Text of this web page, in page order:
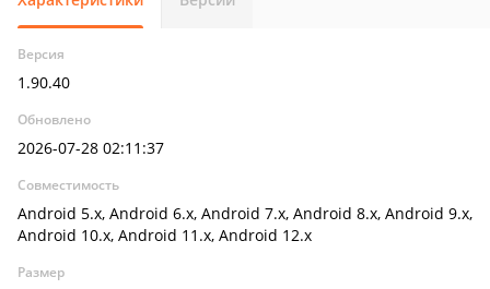
Версия
1.90.40
Обновлено
2026-07-28 02:11:37
Совместимость
Android 5.x, Android 6.x, Android 7.x, Android 8.x, Android 9.x,
Android 10.x, Android 11.x, Android 12.x
Размер